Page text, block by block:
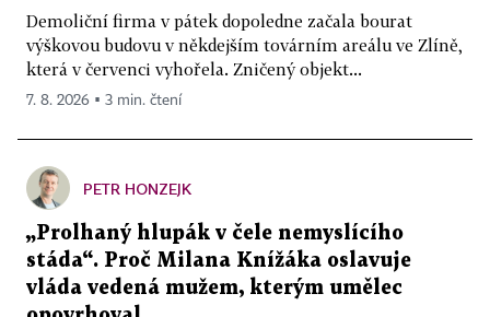
Demoliční firma v pátek dopoledne začala bourat
výškovou budovu v někdejším továrním areálu ve Zlíně,
která v červenci vyhořela. Zničený objekt...
7. 8. 2026 ▪ 3 min. čtení
PETR HONZEJK
„Prolhaný hlupák v čele nemyslícího
stáda“. Proč Milana Knížáka oslavuje
vláda vedená mužem, kterým umělec